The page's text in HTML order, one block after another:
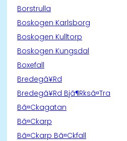
Borstrulla
Boskogen Karlsborg
Boskogen Kulltorp
Boskogen Kungsdal
Boxefall
Bredegã¥Rd
Bredegã¥Rd Bjã¶Rksã¤Tra
Bã¤Ckagatan
Bã¤Ckarp
Bã¤Ckarp Bã¤Ckfall